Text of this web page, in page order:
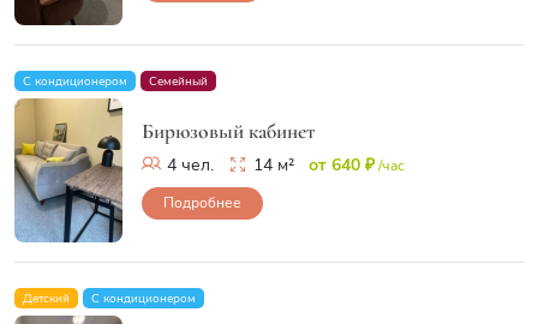
С кондиционером Семейный
Бирюзовый кабинет
4 чел. 14 м² от 640 ₽/час
Подробнее
Детский С кондиционером